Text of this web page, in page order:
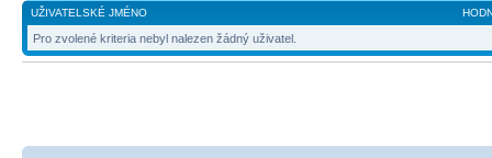
UŽIVATELSKÉ JMÉNO
Pro zvolené kriteria nebyl nalezen žádný uživatel.